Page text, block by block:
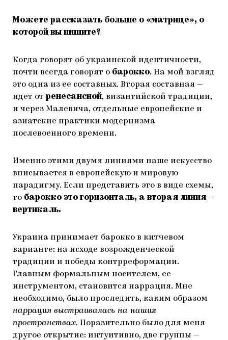
Можете рассказать больше о «матрице», о
которой вы пишите?
Когда говорят об украинской идентичности,
почти всегда говорят о барокко. На мой взгляд
это одна из ее составных. Вторая составная —
идет от ренесансной, византийской традиции,
и через Малевича, отдельные европейские и
азиатские практики модернизма
послевоенного времени.
Именно этими двумя линиями наше искусство
вписывается в европейскую и мировую
парадигму. Если представить это в виде схемы,
то барокко это горизонталь, а вторая линия —
вертикаль.
Украина принимает барокко в китчевом
варианте: на исходе возрожденческой
традиции и победы контрреформации.
Главным формальным носителем, ее
инструментом, становится наррация. Мне
необходимо, было проследить, каким образом
наррация выстраивалась на наших
пространствах. Поразительно было для меня
другое открытие: интуитивно, две группы —